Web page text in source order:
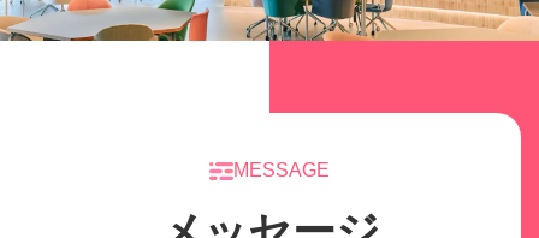
MESSAGE